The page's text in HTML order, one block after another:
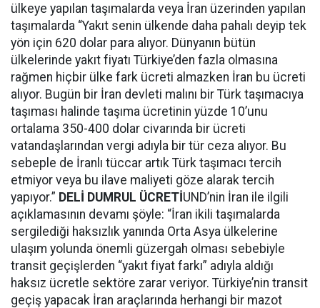
ülkeye yapılan taşımalarda veya İran üzerinden yapılan
taşımalarda “Yakıt senin ülkende daha pahalı deyip tek
yön için 620 dolar para alıyor. Dünyanın bütün
ülkelerinde yakıt fiyatı Türkiye’den fazla olmasına
rağmen hiçbir ülke fark ücreti almazken İran bu ücreti
alıyor. Bugün bir İran devleti malını bir Türk taşımacıya
taşıması halinde taşıma ücretinin yüzde 10’unu
ortalama 350-400 dolar civarında bir ücreti
vatandaşlarından vergi adıyla bir tür ceza alıyor. Bu
sebeple de İranlı tüccar artık Türk taşımacı tercih
etmiyor veya bu ilave maliyeti göze alarak tercih
yapıyor.” DELİ DUMRUL ÜCRETİUND’nin İran ile ilgili
açıklamasının devamı şöyle: “İran ikili taşımalarda
sergilediği haksızlık yanında Orta Asya ülkelerine
ulaşım yolunda önemli güzergah olması sebebiyle
transit geçişlerden “yakıt fiyat farkı” adıyla aldığı
haksız ücretle sektöre zarar veriyor. Türkiye’nin transit
geçiş yapacak İran araçlarında herhangi bir mazot